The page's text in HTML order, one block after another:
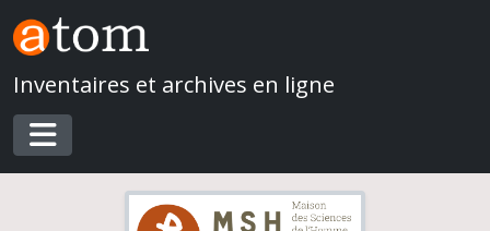
Skip to main content
Inventaires et archives en ligne
Toggle navigation